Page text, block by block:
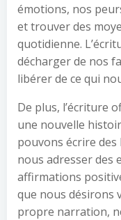
émotions, nos
et trouver des
quotidienne.
décharger de nos
libérer de ce qui
De plus, l’écriture
une nouvelle
pouvons écrire
nous adresser des
affirmations
que nous désirons
propre narration,